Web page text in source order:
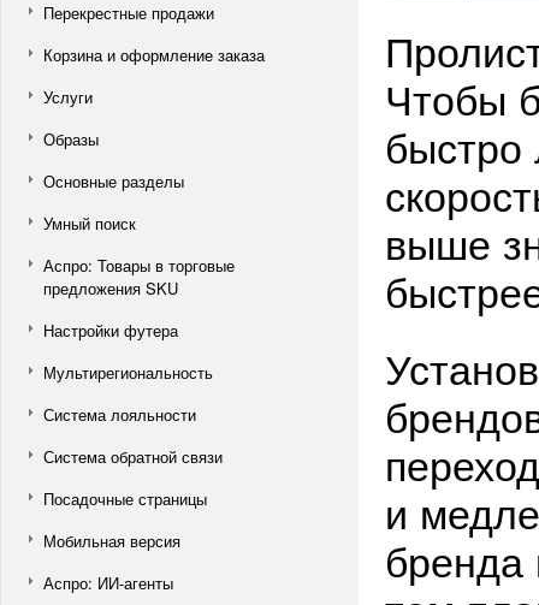
Перекрестные продажи
Корзина и оформление заказа
Услуги
Образы
Основные разделы
Умный поиск
Аспро: Товары в торговые
предложения SKU
Настройки футера
Мультирегиональность
Система лояльности
Система обратной связи
Посадочные страницы
Мобильная версия
Аспро: ИИ-агенты
Чтобы
быстро
выше
и
бренда